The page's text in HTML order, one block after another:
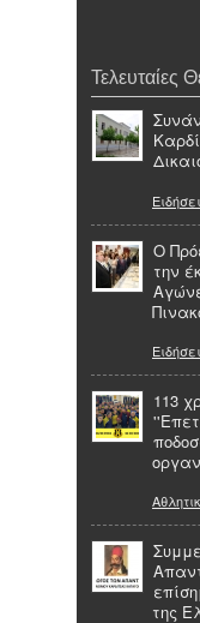
Τελευταίες
Ο
την
113
της